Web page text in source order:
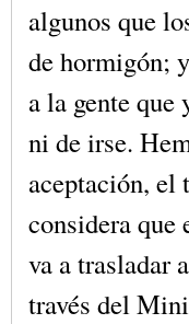
algunos que
de hormigón;
a la gente
ni de irse.
aceptación, el
considera que
va a trasladar
través del